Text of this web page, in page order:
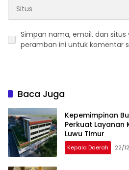
Simpan nama, email, dan situs
peramban ini untuk komentar
Baca Juga
Kepemimpinan
Perkuat Layanan
Luwu Timur
Kepala Daerah 22/